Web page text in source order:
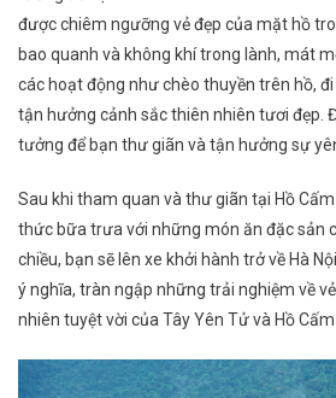
được chiêm ngưỡng vẻ đẹp của mặt hồ
bao quanh và không khí trong lành, mát
các hoạt động như chèo thuyền trên hồ,
tận hưởng cảnh sắc thiên nhiên tươi đẹp.
tưởng để bạn thư giãn và tận hưởng sự
Sau khi tham quan và thư giãn tại Hồ
thức bữa trưa với những món ăn đặc sản
chiều, bạn sẽ lên xe khởi hành trở về Hà
ý nghĩa, tràn ngập những trải nghiệm về
nhiên tuyệt vời của Tây Yên Tử và Hồ Cấm